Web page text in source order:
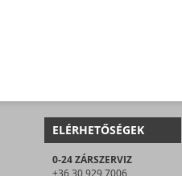
ELÉRHETŐSÉGEK
0-24 ZÁRSZERVIZ
+36 30 929 7006